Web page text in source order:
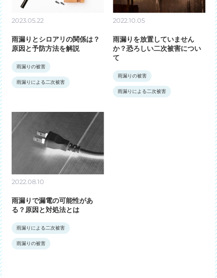
2023.05.22
雨漏りとシロアリの関係は？
原因と予防方法を解説
雨漏りの被害
雨漏りによる二次被害
2022.10.05
雨漏りを放置していません
か？恐ろしい二次被害につい
て
雨漏りの被害
雨漏りによる二次被害
2022.08.10
雨漏りで漏電の可能性があ
る？原因と対処法とは
雨漏りによる二次被害
雨漏りの被害